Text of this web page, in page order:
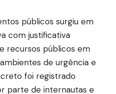
públicos surgiu em
com justificativa
recursos públicos em
de urgência e
foi registrado
parte de internautas e